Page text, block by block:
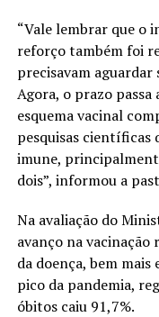
“Vale lembrar que o
reforço também foi
precisavam
Agora, o prazo passa
esquema vacinal
pesquisas científicas
imune,
dois”, informou a
Na avaliação do
avanço na
da doença, bem
pico da pandemia,
óbitos caiu 91,7%.